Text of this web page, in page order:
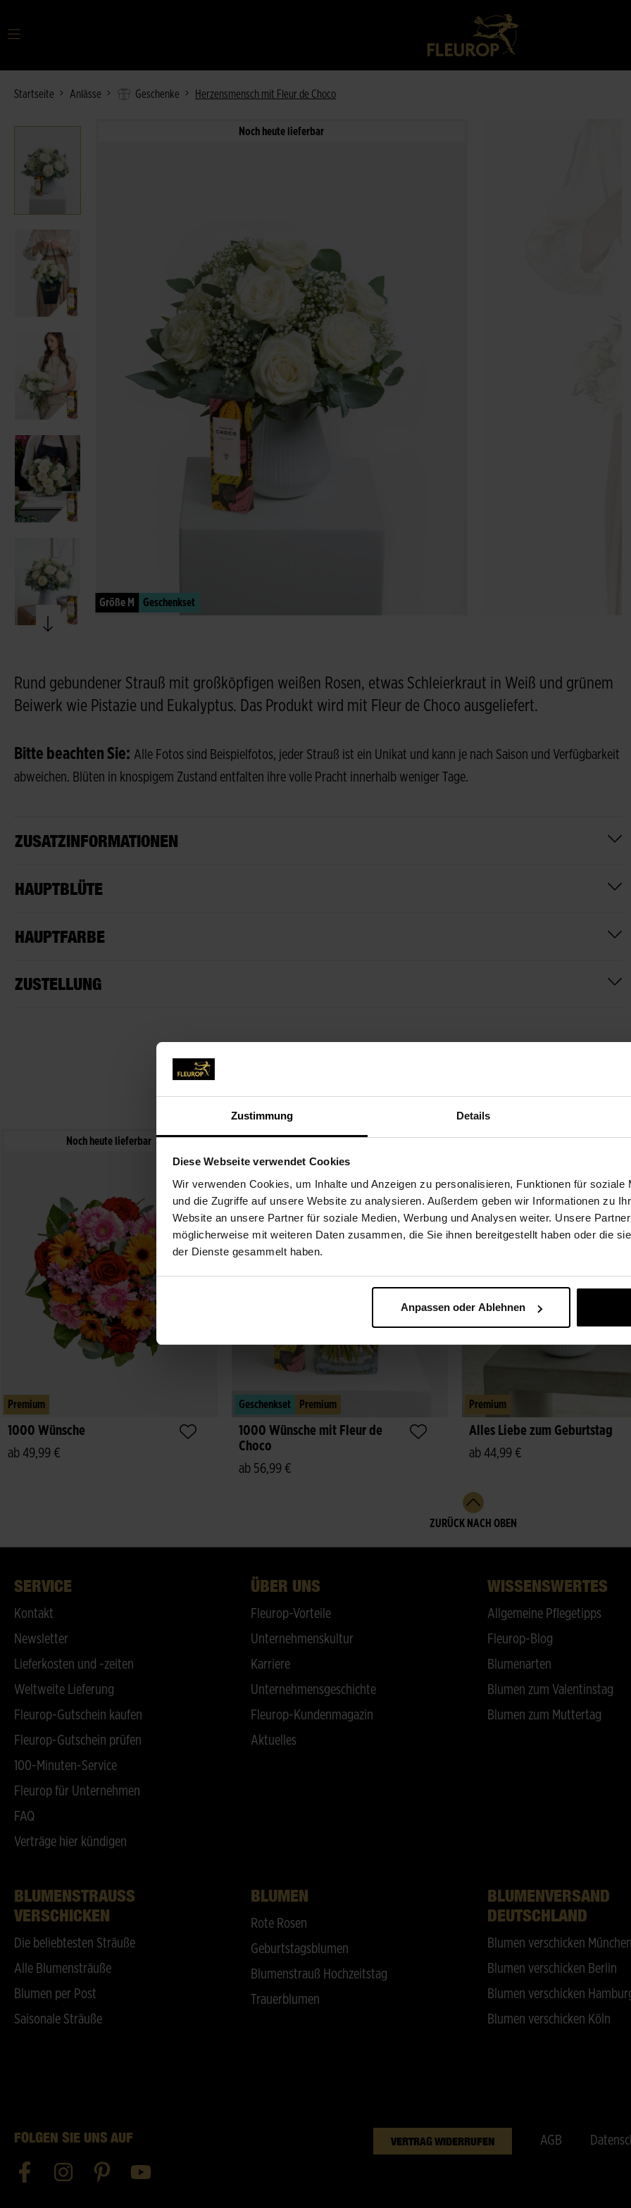
Zustimmung Details
Diese Webseite verwendet Cookies
Wir verwenden Cookies, um Inhalte und Anzeigen zu personalisieren, Funktionen für soziale
und die Zugriffe auf unsere Website zu analysieren. Außerdem geben wir Informationen zu
Website an unsere Partner für soziale Medien, Werbung und Analysen weiter. Unsere
möglicherweise mit weiteren Daten zusammen, die Sie ihnen bereitgestellt haben oder die
der Dienste gesammelt haben.
Anpassen oder Ablehnen
Startseite Anlässe Geschenke Herzensmensch mit Fleur de Choco
Noch heute lieferbar
Größe M Geschenkset
Rund gebundener Strauß mit großköpfigen weißen Rosen, etwas Schleierkraut in Weiß und grünem
Beiwerk wie Pistazie und Eukalyptus. Das Produkt wird mit Fleur de Choco ausgeliefert.
Bitte beachten Sie: Alle Fotos sind Beispielfotos, jeder Strauß ist ein Unikat und kann je nach Saison und Verfügbarkeit
abweichen. Blüten in knospigem Zustand entfalten ihre volle Pracht innerhalb weniger Tage.
ZUSATZINFORMATIONEN
HAUPTBLÜTE
HAUPTFARBE
ZUSTELLUNG
Noch heute lieferbar
Premium
1000 Wünsche
ab 49,99 €
Noch heute lieferbar
Geschenkset Premium
1000 Wünsche mit Fleur de
Choco
ab 56,99 €
Noch heute lieferbar
Premium
Alles Liebe zum Geburtstag
ab 44,99 €
ZURÜCK NACH OBEN
SERVICE
Kontakt
Newsletter
Lieferkosten und -zeiten
Weltweite Lieferung
Fleurop-Gutschein kaufen
Fleurop-Gutschein prüfen
100-Minuten-Service
Fleurop für Unternehmen
FAQ
Verträge hier kündigen
ÜBER UNS
Fleurop-Vorteile
Unternehmenskultur
Karriere
Unternehmensgeschichte
Fleurop-Kundenmagazin
Aktuelles
WISSENSWERTES
Allgemeine Pflegetipps
Fleurop-Blog
Blumenarten
Blumen zum Valentinstag
Blumen zum Muttertag
BLUMENSTRAUSS V
ERSCHICKEN
Die beliebtesten Sträuße
Alle Blumensträuße
Blumen per Post
Saisonale Sträuße
BLUMEN
Rote Rosen
Geburtstagsblumen
Blumenstrauß Hochzeitstag
Trauerblumen
BLUMENVERSAND
DEUTSCHLAND
Blumen verschicken München
Blumen verschicken Berlin
Blumen verschicken
Blumen verschicken Köln
FOLGEN SIE UNS AUF VERTRAG WIDERRUFEN AGB